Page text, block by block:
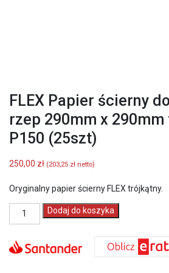
FLEX Papier ścierny
rzep 290mm x
P150 (25szt)
250,00 zł (203,25 zł netto)
Oryginalny papier ścierny FLEX trójkątny.
ilość
FLEX
ścierny
do
Dodaj do koszyka